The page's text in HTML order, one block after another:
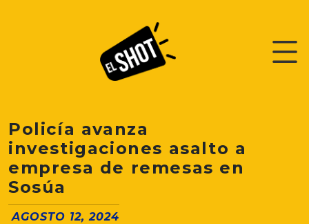
Policía avanza
investigaciones asalto a
empresa de remesas en
Sosúa
AGOSTO 12, 2024